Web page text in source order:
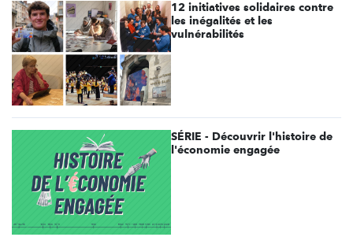
12 initiatives solidaires contre
les inégalités et les
vulnérabilités
SÉRIE - Découvrir l'histoire de
l'économie engagée